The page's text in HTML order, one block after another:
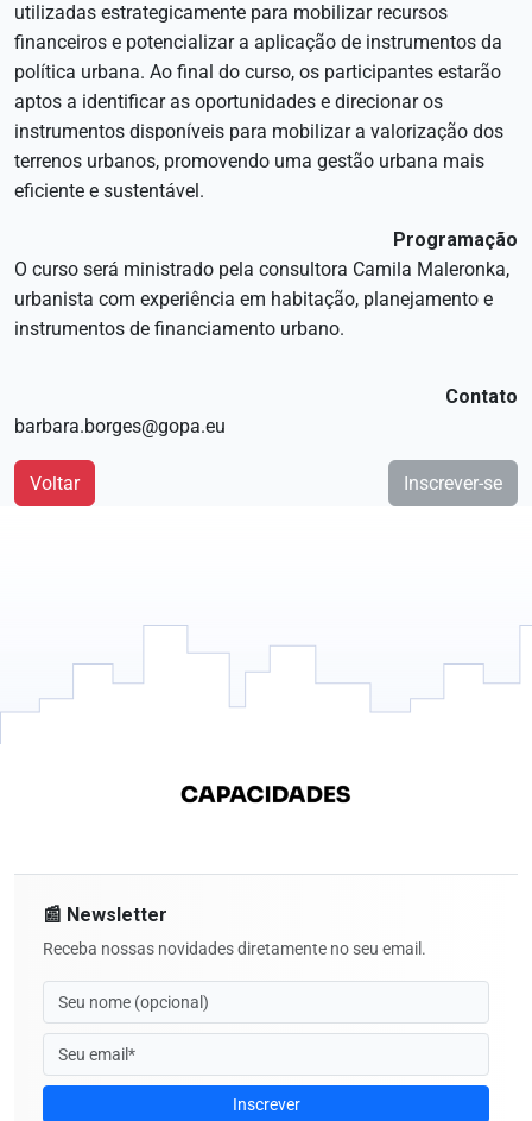
utilizadas estrategicamente para mobilizar recursos
financeiros e potencializar a aplicação de instrumentos da
política urbana. Ao final do curso, os participantes estarão
aptos a identificar as oportunidades e direcionar os
instrumentos disponíveis para mobilizar a valorização dos
terrenos urbanos, promovendo uma gestão urbana mais
eficiente e sustentável.
Programação
O curso será ministrado pela consultora Camila Maleronka,
urbanista com experiência em habitação, planejamento e
instrumentos de financiamento urbano.
Contato
barbara.borges@gopa.eu
Voltar Inscrever-se
📰 Newsletter
Receba nossas novidades diretamente no seu email.
Inscrever